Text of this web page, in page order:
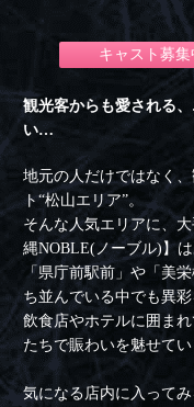
キャスト募集
観光客からも愛される
い…
地元の人だけではなく
ト“松山エリア”。
そんな人気エリアに、
縄NOBLE(ノーブル)】は
「県庁前駅前」や「美
ち並んでいる中でも異
飲食店やホテルに囲ま
たちで賑わいを魅せてい
気になる店内に入って